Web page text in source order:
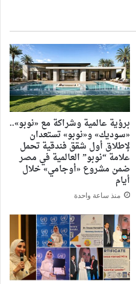
برؤية عالمية وشراكة مع «نوبو»..
«سوديك» و«نوبو» تستعدان
لإطلاق أول شقق فندقية تحمل
علامة “نوبو” العالمية في مصر
ضمن مشروع «أوجامي» خلال
أيام
منذ ساعة واحدة